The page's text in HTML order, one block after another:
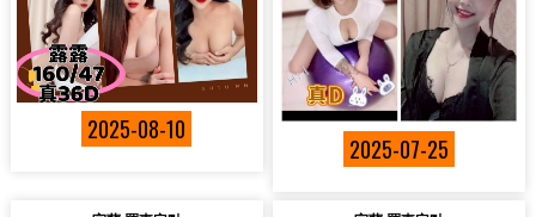
2025-08-10
2025-07-25